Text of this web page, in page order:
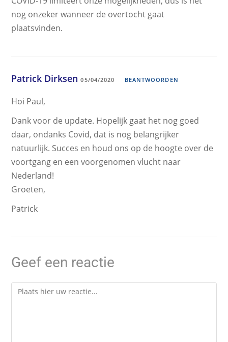
nog onzeker wanneer de overtocht gaat
plaatsvinden.
Patrick Dirksen 05/04/2020 BEANTWOORDEN
Hoi Paul,
Dank voor de update. Hopelijk gaat het nog goed
daar, ondanks Covid, dat is nog belangrijker
natuurlijk. Succes en houd ons op de hoogte over de
voortgang en een voorgenomen vlucht naar
Nederland!
Groeten,
Patrick
Geef een reactie